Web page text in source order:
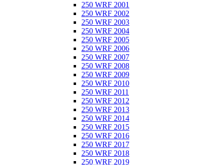
250 WRF 2001
250 WRF 2002
250 WRF 2003
250 WRF 2004
250 WRF 2005
250 WRF 2006
250 WRF 2007
250 WRF 2008
250 WRF 2009
250 WRF 2010
250 WRF 2011
250 WRF 2012
250 WRF 2013
250 WRF 2014
250 WRF 2015
250 WRF 2016
250 WRF 2017
250 WRF 2018
250 WRF 2019